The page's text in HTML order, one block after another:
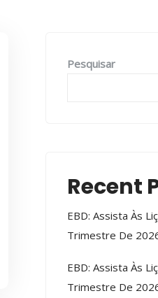
Pesquisar
Recent
EBD: Assista Às
Trimestre De
EBD: Assista Às
Trimestre De